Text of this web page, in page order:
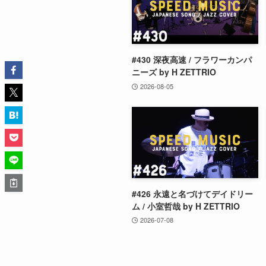
#430 深夜高速 / フラワーカンパ
ニーズ by H ZETTRIO
2026-08-05
#426 永遠と名づけてデイドリー
ム / 小室哲哉 by H ZETTRIO
2026-07-08